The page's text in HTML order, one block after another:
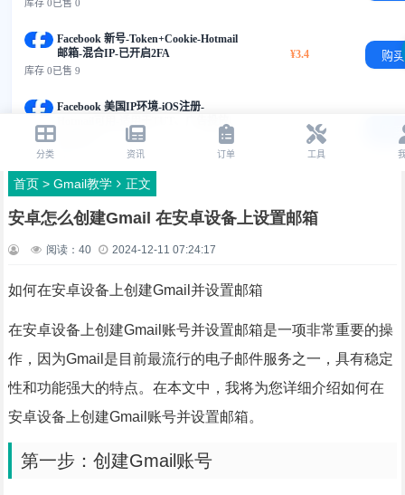
首页> Gmail教学 正文
安卓怎么创建Gmail 在安卓设备上设置邮箱
阅读： 40 2024-12-11 07:24:17
如何在安卓设备上创建Gmail并设置邮箱
在安卓设备上创建Gmail账号并设置邮箱是一项非常重要的操
作，因为Gmail是目前最流行的电子邮件服务之一，具有稳定
性和功能强大的特点。在本文中，我将为您详细介绍如何在
安卓设备上创建Gmail账号并设置邮箱。
第一步：创建Gmail账号